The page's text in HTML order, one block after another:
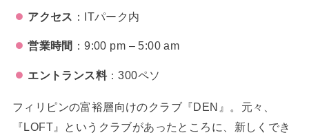
アクセス ：ITパーク内
営業時間 ：9:00 pm – 5:00 am
エントランス料：300ペソ
フィリピンの富裕層向けのクラブ『DEN』。元々、
『LOFT』というクラブがあったところに、新しくでき